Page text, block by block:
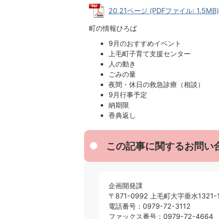
20,21ページ (PDFファイル: 1.5MB)
町の情報ひろば
9月のおすすめイベント
上毛町子育て支援センター
人の動き
ごみの量
夜間・休日の救急診療（相談）
9月行事予定
納期限
香典返し
この記事に関するお問い
企画開発課
〒871-0992 上毛町大字垂水1321-1
電話番号：0979-72-3112
ファックス番号：0979-72-4664